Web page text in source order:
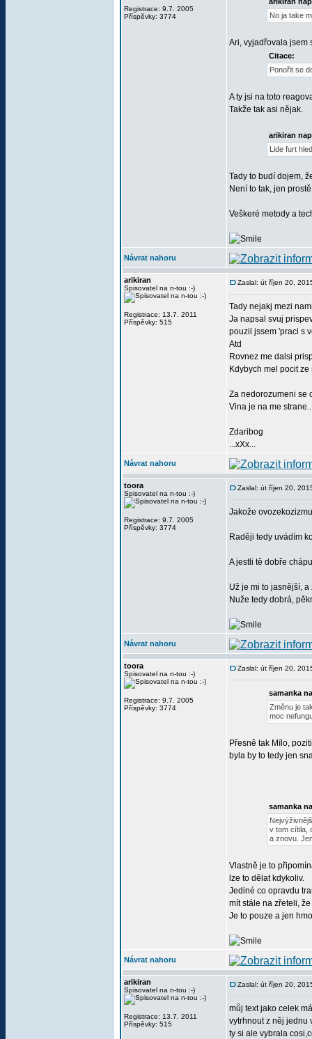
Registrace: 9.7. 2005
Příspěvky: 3774
No ja take
Ari, vyjadřovala jsem
Citace:
Ponořit se
A ty jsi na toto
Takže tak asi nějak.
arikiran
Lide furt
Tady to budí dojem,
Není to tak, jen
Veškeré metody a
Návrat nahoru
arikiran
Spisovatel na n-tou :-)
Registrace: 13.7. 2011
Příspěvky: 515
Zaslal: út říjen 20,
Tady nejakj mezi
Ja napsal svuj
pouzil jssem 'praci s
Atd
Rovnez me dalsi
Kdybych mel pocit
Za nedorozumeni se
Vina je na me
Zdaribog
...xXx...
Návrat nahoru
toora
Spisovatel na n-tou :-)
Registrace: 9.7. 2005
Příspěvky: 3774
Zaslal: út říjen 20,
Jakože
Raději tedy uvádím
A jestli tě dobře
Už je mi to jasnější,
Nuže tedy dobrá,
Návrat nahoru
toora
Spisovatel na n-tou :-)
Registrace: 9.7. 2005
Příspěvky: 3774
Zaslal: út říjen 20,
samanka
Změnu je
moc
Přesně tak Mílo,
byla by to tedy jen
samanka
v tom cítila,
a znovu.
Vlastně je to
lze to dělat kdykoliv.
Jediné co opravdu
mít stále na zřeteli,
Je to pouze a jen
Návrat nahoru
arikiran
Spisovatel na n-tou :-)
Registrace: 13.7. 2011
Příspěvky: 515
Zaslal: út říjen 20,
můj text jako celek
vytrhnout z něj jednu
ty si ale vybrala